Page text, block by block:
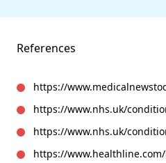
References
https://
https://www.nhs.uk/
https://www.nhs.uk/
https://